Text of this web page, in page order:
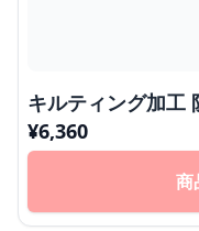
キルティング加工
¥6,360
商